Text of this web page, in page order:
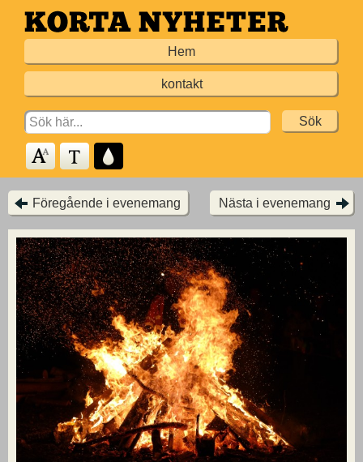
Hoppa
till
Hem
kontakt
Search
for:
Föregående i evenemang Nästa i evenemang